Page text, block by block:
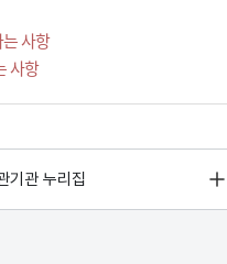
사항
사항
기관 누리집